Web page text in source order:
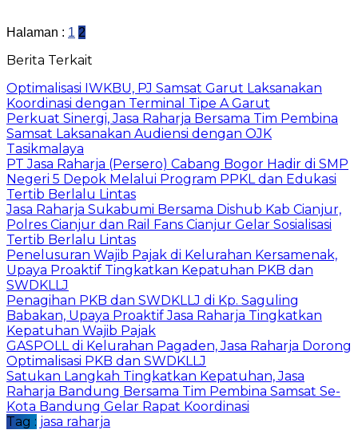
Halaman : 1 2
Berita Terkait
Optimalisasi IWKBU, PJ Samsat Garut Laksanakan
Koordinasi dengan Terminal Tipe A Garut
Perkuat Sinergi, Jasa Raharja Bersama Tim Pembina
Samsat Laksanakan Audiensi dengan OJK
Tasikmalaya
PT Jasa Raharja (Persero) Cabang Bogor Hadir di SMP
Negeri 5 Depok Melalui Program PPKL dan Edukasi
Tertib Berlalu Lintas
Jasa Raharja Sukabumi Bersama Dishub Kab Cianjur,
Polres Cianjur dan Rail Fans Cianjur Gelar Sosialisasi
Tertib Berlalu Lintas
Penelusuran Wajib Pajak di Kelurahan Kersamenak,
Upaya Proaktif Tingkatkan Kepatuhan PKB dan
SWDKLLJ
Penagihan PKB dan SWDKLLJ di Kp. Saguling
Babakan, Upaya Proaktif Jasa Raharja Tingkatkan
Kepatuhan Wajib Pajak
GASPOLL di Kelurahan Pagaden, Jasa Raharja Dorong
Optimalisasi PKB dan SWDKLLJ
Satukan Langkah Tingkatkan Kepatuhan, Jasa
Raharja Bandung Bersama Tim Pembina Samsat Se-
Kota Bandung Gelar Rapat Koordinasi
Tag : jasa raharja